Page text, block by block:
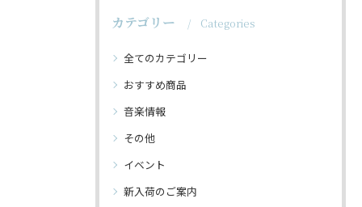
カテゴリー Categories
全てのカテゴリー
おすすめ商品
音楽情報
その他
イベント
新入荷のご案内